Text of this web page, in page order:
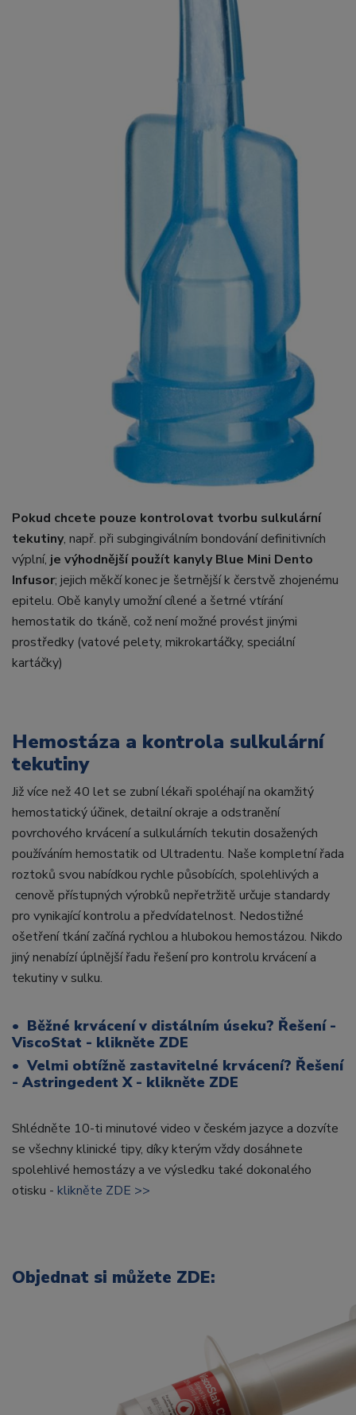
Pokud chcete pouze kontrolovat tvorbu sulkulární
tekutiny, např. při subgingiválním bondování definitivních
výplní, je výhodnější použít kanyly Blue Mini Dento
Infusor; jejich měkčí konec je šetrnější k čerstvě zhojenému
epitelu. Obě kanyly umožní cílené a šetrné vtírání
hemostatik do tkáně, což není možné provést jinými
prostředky (vatové pelety, mikrokartáčky, speciální
kartáčky)
Hemostáza a kontrola sulkulární
tekutiny
Již více než 40 let se zubní lékaři spoléhají na okamžitý
hemostatický účinek, detailní okraje a odstranění
povrchového krvácení a sulkulárních tekutin dosažených
používáním hemostatik od Ultradentu. Naše kompletní řada
roztoků svou nabídkou rychle působících, spolehlivých a
cenově přístupných výrobků nepřetržitě určuje standardy
pro vynikající kontrolu a předvídatelnost. Nedostižné
ošetření tkání začíná rychlou a hlubokou hemostázou. Nikdo
jiný nenabízí úplnější řadu řešení pro kontrolu krvácení a
tekutiny v sulku.
• Běžné krvácení v distálním úseku? Řešení -
ViscoStat - klikněte ZDE
• Velmi obtížně zastavitelné krvácení? Řešení
- Astringedent X - klikněte ZDE
Shlédněte 10-ti minutové video v českém jazyce a dozvíte
se všechny klinické tipy, díky kterým vždy dosáhnete
spolehlivé hemostázy a ve výsledku také dokonalého
otisku - klikněte ZDE >>
Objednat si můžete ZDE: